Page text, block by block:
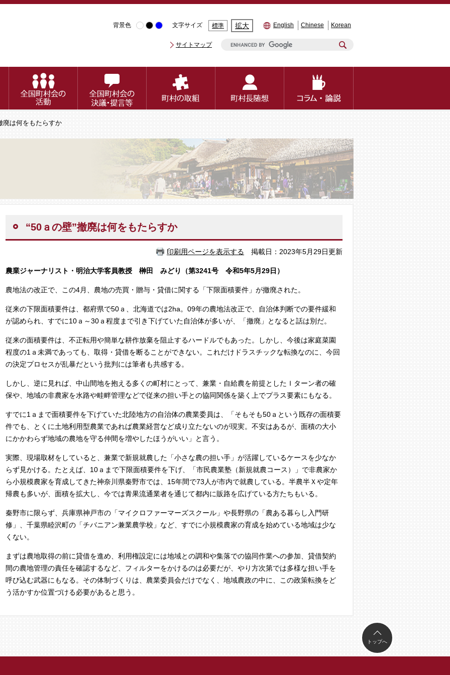
背景色 文字サイズ 標準 拡大 English Chinese Korean
サイトマップ
廃は何をもたらすか
“50ａの壁”撤廃は何をもたらすか
印刷用ページを表示する 掲載日：2023年5月29日更新
農業ジャーナリスト・明治大学客員教授 榊田 みどり（第3241号 令和5年5月29日）
農地法の改正で、この4月、農地の売買・贈与・貸借に関する「下限面積要件」が撤廃された。
従来の下限面積要件は、都府県で50ａ、北海道では2ha。09年の農地法改正で、自治体判断での要件緩和
が認められ、すでに10ａ～30ａ程度まで引き下げていた自治体が多いが、「撤廃」となると話は別だ。
従来の面積要件は、不正転用や簡単な耕作放棄を阻止するハードルでもあった。しかし、今後は家庭菜園
程度の1ａ未満であっても、取得・貸借を断ることができない。これだけドラスチックな転換なのに、今回
の決定プロセスが乱暴だという批判には筆者も共感する。
しかし、逆に見れば、中山間地を抱える多くの町村にとって、兼業・自給農を前提としたＩターン者の確
保や、地域の非農家を水路や畦畔管理などで従来の担い手との協同関係を築く上でプラス要素にもなる。
すでに1ａまで面積要件を下げていた北陸地方の自治体の農業委員は、「そもそも50ａという既存の面積要
件でも、とくに土地利用型農業であれば農業経営など成り立たないのが現実。不安はあるが、面積の大小
にかかわらず地域の農地を守る仲間を増やしたほうがいい」と言う。
実際、現場取材をしていると、兼業で新規就農した「小さな農の担い手」が活躍しているケースを少なか
らず見かける。たとえば、10ａまで下限面積要件を下げ、「市民農業塾（新規就農コース）」で非農家か
ら小規模農家を育成してきた神奈川県秦野市では、15年間で73人が市内で就農している。半農半Ｘや定年
帰農も多いが、面積を拡大し、今では青果流通業者を通じて都内に販路を広げている方たちもいる。
秦野市に限らず、兵庫県神戸市の「マイクロファーマーズスクール」や長野県の「農ある暮らし入門研
修」、千葉県睦沢町の「チバニアン兼業農学校」など、すでに小規模農家の育成を始めている地域は少な
くない。
まずは農地取得の前に貸借を進め、利用権設定には地域との調和や集落での協同作業への参加、貸借契約
間の農地管理の責任を確認するなど、フィルターをかけるのは必要だが、やり方次第では多様な担い手を
呼び込む武器にもなる。その体制づくりは、農業委員会だけでなく、地域農政の中に、この政策転換をど
う活かすか位置づける必要があると思う。​
トップへ